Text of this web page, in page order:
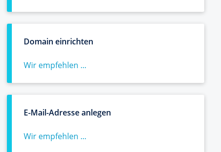
Domain einrichten
Wir empfehlen ...
E-Mail-Adresse anlegen
Wir empfehlen ...